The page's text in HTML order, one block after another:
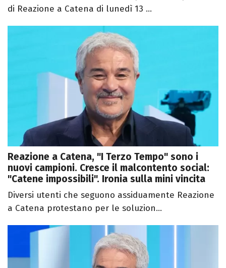
di Reazione a Catena di lunedì 13 ...
Reazione a Catena, "I Terzo Tempo" sono i
nuovi campioni. Cresce il malcontento social:
"Catene impossibili". Ironia sulla mini vincita
Diversi utenti che seguono assiduamente Reazione
a Catena protestano per le soluzion...